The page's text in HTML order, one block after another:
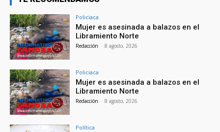
Policiaca
Mujer es asesinada a balazos en el
Libramiento Norte
Redacción - 8 agosto, 2026
Policiaca
Mujer es asesinada a balazos en el
Libramiento Norte
Redacción - 8 agosto, 2026
Política